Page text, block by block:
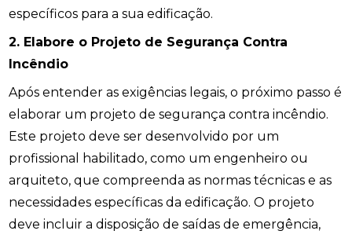
específicos para a sua edificação.
2. Elabore o Projeto de Segurança Contra
Incêndio
Após entender as exigências legais, o próximo passo é
elaborar um projeto de segurança contra incêndio.
Este projeto deve ser desenvolvido por um
profissional habilitado, como um engenheiro ou
arquiteto, que compreenda as normas técnicas e as
necessidades específicas da edificação. O projeto
deve incluir a disposição de saídas de emergência,